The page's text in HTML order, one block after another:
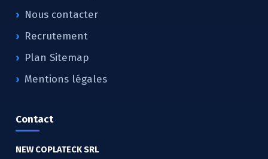
Nous contacter
Recrutement
Plan Sitemap
Mentions légales
Contact
NEW COPLATECK SRL